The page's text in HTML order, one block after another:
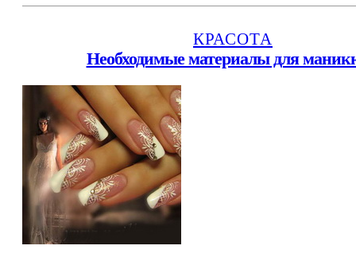
КРАСОТА
Необходимые материалы для